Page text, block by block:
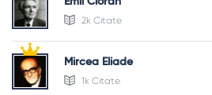
2k Citate
Mircea Eliade
1k Citate